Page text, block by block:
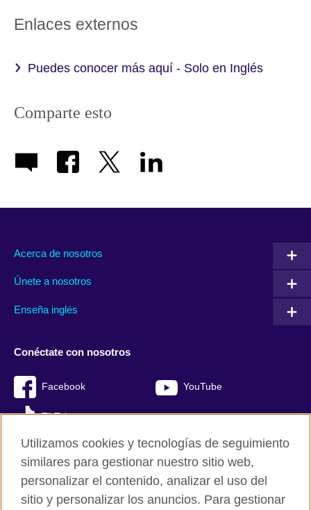
Enlaces externos
Puedes conocer más aquí - Solo en Inglés
Comparte esto
Acerca de nosotros
Únete a nosotros
Enseña inglés
Conéctate con nosotros
Facebook YouTube
TikTok
British Council Global
Mapa del sitio
Utilizamos cookies y tecnologías de seguimiento
similares para gestionar nuestro sitio web,
personalizar el contenido, analizar el uso del
sitio y personalizar los anuncios. Para gestionar